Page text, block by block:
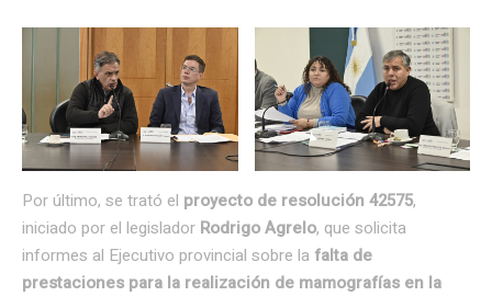
Por último, se trató el proyecto de resolución 42575,
iniciado por el legislador Rodrigo Agrelo, que solicita
informes al Ejecutivo provincial sobre la falta de
prestaciones para la realización de mamografías en la